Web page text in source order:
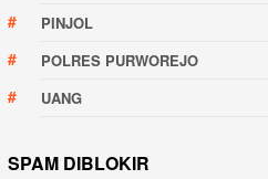
PINJOL
POLRES PURWOREJO
UANG
SPAM DIBLOKIR